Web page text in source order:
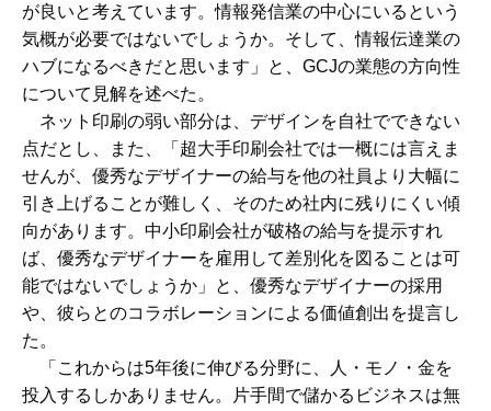
が良いと考えています。情報発信業の中心にいるという
気概が必要ではないでしょうか。そして、情報伝達業の
ハブになるべきだと思います」と、GCJの業態の方向性
について見解を述べた。
ネット印刷の弱い部分は、デザインを自社でできない
点だとし、また、「超大手印刷会社では一概には言えま
せんが、優秀なデザイナーの給与を他の社員より大幅に
引き上げることが難しく、そのため社内に残りにくい傾
向があります。中小印刷会社が破格の給与を提示すれ
ば、優秀なデザイナーを雇用して差別化を図ることは可
能ではないでしょうか」と、優秀なデザイナーの採用
や、彼らとのコラボレーションによる価値創出を提言し
た。
「これからは5年後に伸びる分野に、人・モノ・金を
投入するしかありません。片手間で儲かるビジネスは無